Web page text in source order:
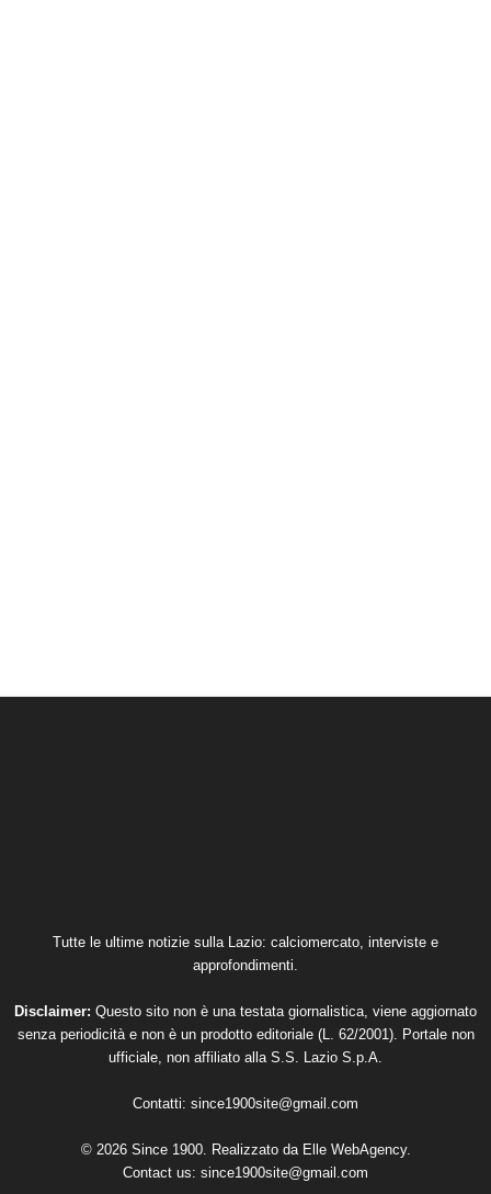
Tutte le ultime notizie sulla Lazio: calciomercato, interviste e
approfondimenti.
Disclaimer: Questo sito non è una testata giornalistica, viene aggiornato
senza periodicità e non è un prodotto editoriale (L. 62/2001). Portale non
ufficiale, non affiliato alla S.S. Lazio S.p.A.
Contatti: since1900site@gmail.com
© 2026 Since 1900. Realizzato da Elle WebAgency.
Contact us: since1900site@gmail.com